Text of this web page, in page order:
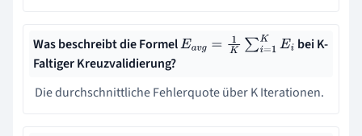
Was beschreibt die FormelEavg =1K ∑i= 1KEi
bei K-
Faltiger Kreuzvalidierung?
Die durchschnittliche Fehlerquote über K Iterationen.